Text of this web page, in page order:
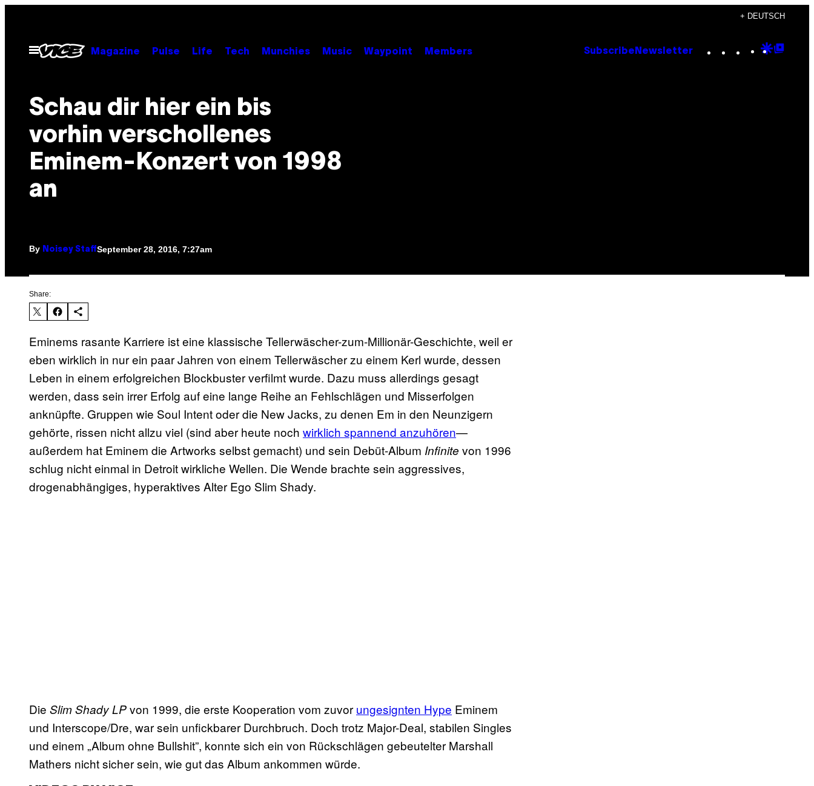
content
+ DEUTSCH
Open
Menu
Magazine Pulse Life Tech Munchies Music Waypoint Members Subscribe Newsletter Instagram
TikTok
YouTube
Google
Schau dir hier ein bis
vorhin verschollenes
Eminem-Konzert von 1998
an
By Noisey StaffSeptember 28, 2016, 7:27am
Share:
​Eminems rasante Karriere ist eine klassische Tellerwäscher-zum-Millionär-Geschichte, weil er
eben wirklich in nur ein paar Jahren von einem Tellerwäscher zu einem Kerl wurde, dessen
Leben in einem erfolgreichen Blockbuster verfilmt wurde. Dazu muss allerdings gesagt
werden, dass sein irrer Erfolg auf eine lange Reihe an Fehlschlägen und Misserfolgen
anknüpfte. Gruppen wie Soul Intent oder die New Jacks, zu denen Em in den Neunzigern
gehörte, rissen nicht allzu viel (sind aber heute noch wirklich spannend anzuhören​—
außerdem hat Eminem die Artworks selbst gemacht) und sein Debüt-Album Infinite von 1996
schlug nicht einmal in Detroit wirkliche Wellen. Die Wende brachte sein aggressives,
drogenabhängiges, hyperaktives Alter Ego Slim Shady.
Die Slim Shady LPvon 1999, die erste Kooperation vom zuvor ungesignten Hype ​ Eminem
und Interscope/Dre, war sein unfickbarer Durchbruch. Doch trotz Major-Deal, stabilen Singles
und einem „Album ohne Bullshit”, konnte sich ein von Rückschlägen gebeutelter Marshall
Mathers nicht sicher sein, wie gut das Album ankommen würde.